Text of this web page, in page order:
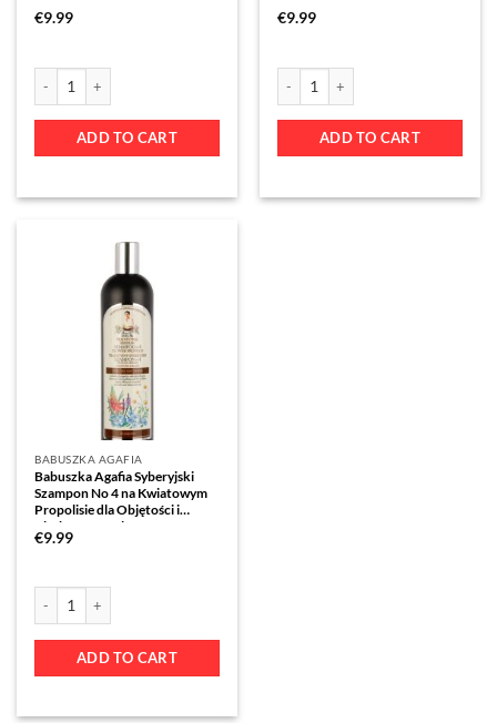
€9.99
ADD TO CART
€9.99
ADD TO CART
BABUSZKA AGAFIA
Babuszka Agafia Syberyjski
Szampon No 4 na Kwiatowym
Propolisie dla Objętości i
Blasku – 550ml
€9.99
ADD TO CART